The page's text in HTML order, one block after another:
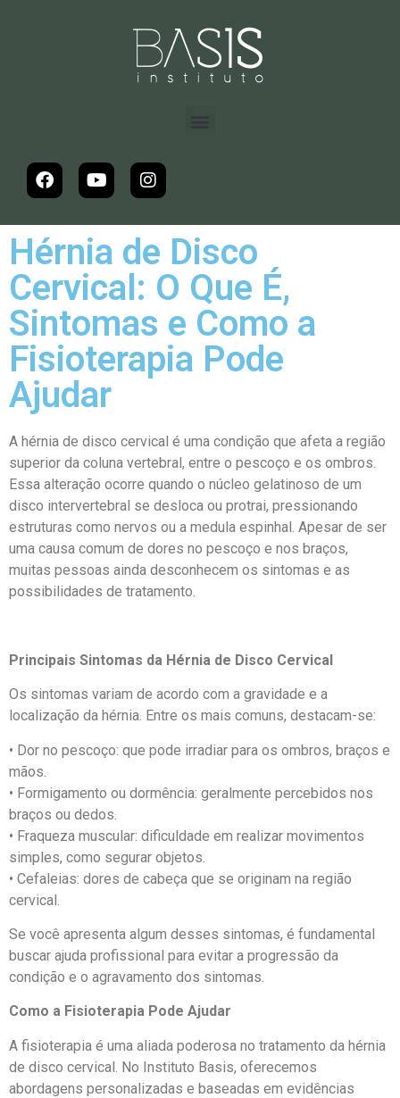
Hérnia de Disco
Cervical: O Que É,
Sintomas e Como a
Fisioterapia Pode
Ajudar
A hérnia de disco cervical é uma condição que afeta a região
superior da coluna vertebral, entre o pescoço e os ombros.
Essa alteração ocorre quando o núcleo gelatinoso de um
disco intervertebral se desloca ou protrai, pressionando
estruturas como nervos ou a medula espinhal. Apesar de ser
uma causa comum de dores no pescoço e nos braços,
muitas pessoas ainda desconhecem os sintomas e as
possibilidades de tratamento.
Principais Sintomas da Hérnia de Disco Cervical
Os sintomas variam de acordo com a gravidade e a
localização da hérnia. Entre os mais comuns, destacam-se:
• Dor no pescoço: que pode irradiar para os ombros, braços e
mãos.
• Formigamento ou dormência: geralmente percebidos nos
braços ou dedos.
• Fraqueza muscular: dificuldade em realizar movimentos
simples, como segurar objetos.
• Cefaleias: dores de cabeça que se originam na região
cervical.
Se você apresenta algum desses sintomas, é fundamental
buscar ajuda profissional para evitar a progressão da
condição e o agravamento dos sintomas.
Como a Fisioterapia Pode Ajudar
A fisioterapia é uma aliada poderosa no tratamento da hérnia
de disco cervical. No Instituto Basis, oferecemos
abordagens personalizadas e baseadas em evidências